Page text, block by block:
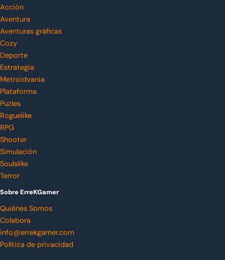
Acción
Aventura
Aventuras gráficas
Cozy
Deporte
Estrategia
Metroidvania
Plataforma
Puzles
Roguelike
RPG
Shooter
Simulación
Soulslike
Terror
Sobre ErreKGamer
Quiénes Somos
Colabora
info@errekgamer.com
Política de privacidad